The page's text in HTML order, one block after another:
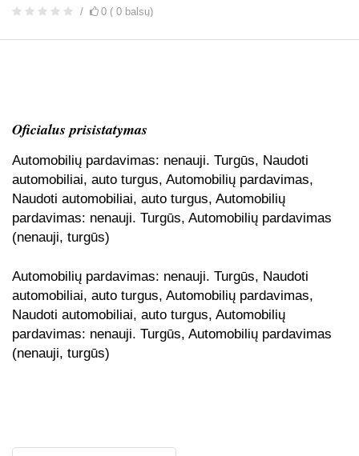
0 ( 0 balsų)
Oficialus prisistatymas
Automobilių pardavimas: nenauji. Turgūs, Naudoti
automobiliai, auto turgus, Automobilių pardavimas,
Naudoti automobiliai, auto turgus, Automobilių
pardavimas: nenauji. Turgūs, Automobilių pardavimas
(nenauji, turgūs)
Automobilių pardavimas: nenauji. Turgūs, Naudoti
automobiliai, auto turgus, Automobilių pardavimas,
Naudoti automobiliai, auto turgus, Automobilių
pardavimas: nenauji. Turgūs, Automobilių pardavimas
(nenauji, turgūs)